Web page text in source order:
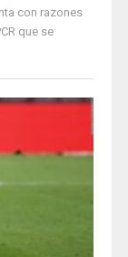
con razones
que se